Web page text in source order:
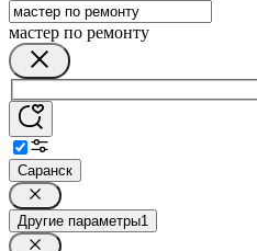
мастер по ремонту
Саранск
Другие параметры1